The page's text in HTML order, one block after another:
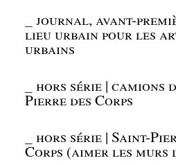
_journal, avant-
lieu urbain pour les
urbains
_hors série | camions
Pierre des Corps
_hors série | Saint-
Corps (aimer les murs